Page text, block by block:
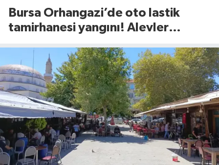
Bursa Orhangazi’de oto lastik
tamirhanesi yangını! Alevler
söndürüldü